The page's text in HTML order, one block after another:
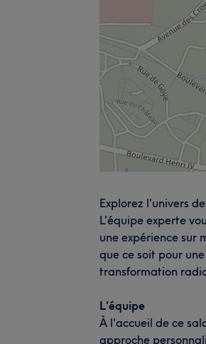
Explorez l'univers
L'équipe experte
une expérience sur
que ce soit pour
transformation
L'équipe
À l'accueil de ce
approche